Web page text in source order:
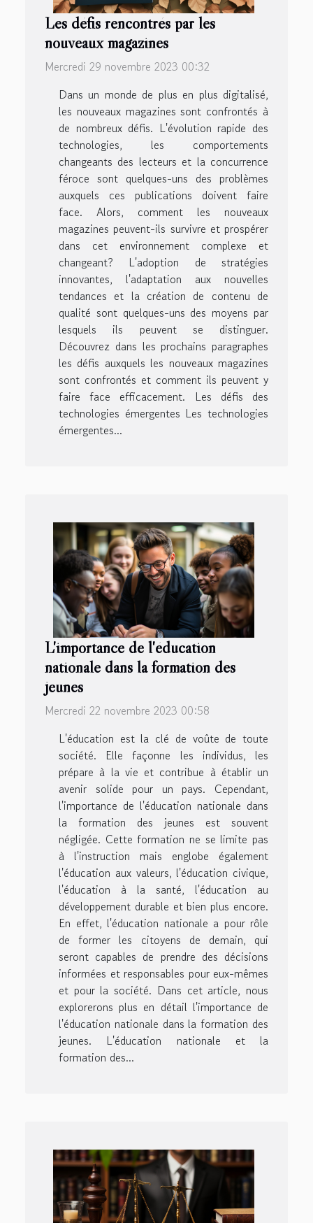
Les défis rencontrés par les
nouveaux magazines
Mercredi 29 novembre 2023 00:32
Dans un monde de plus en plus digitalisé,
les nouveaux magazines sont confrontés à
de nombreux défis. L'évolution rapide des
technologies, les comportements
changeants des lecteurs et la concurrence
féroce sont quelques-uns des problèmes
auxquels ces publications doivent faire
face. Alors, comment les nouveaux
magazines peuvent-ils survivre et prospérer
dans cet environnement complexe et
changeant? L'adoption de stratégies
innovantes, l'adaptation aux nouvelles
tendances et la création de contenu de
qualité sont quelques-uns des moyens par
lesquels ils peuvent se distinguer.
Découvrez dans les prochains paragraphes
les défis auxquels les nouveaux magazines
sont confrontés et comment ils peuvent y
faire face efficacement. Les défis des
technologies émergentes Les technologies
émergentes...
L'importance de l'éducation
nationale dans la formation des
jeunes
Mercredi 22 novembre 2023 00:58
L'éducation est la clé de voûte de toute
société. Elle façonne les individus, les
prépare à la vie et contribue à établir un
avenir solide pour un pays. Cependant,
l'importance de l'éducation nationale dans
la formation des jeunes est souvent
négligée. Cette formation ne se limite pas
à l'instruction mais englobe également
l'éducation aux valeurs, l'éducation civique,
l'éducation à la santé, l'éducation au
développement durable et bien plus encore.
En effet, l'éducation nationale a pour rôle
de former les citoyens de demain, qui
seront capables de prendre des décisions
informées et responsables pour eux-mêmes
et pour la société. Dans cet article, nous
explorerons plus en détail l'importance de
l'éducation nationale dans la formation des
jeunes. L'éducation nationale et la
formation des...